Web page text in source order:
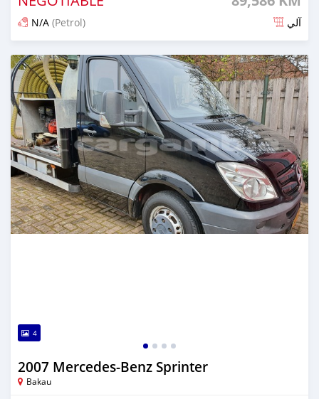
N/A (Petrol) آلي
تم النشر منذ أكثر من سنة مضت
4
2007 Mercedes‒Benz Sprinter
Bakau